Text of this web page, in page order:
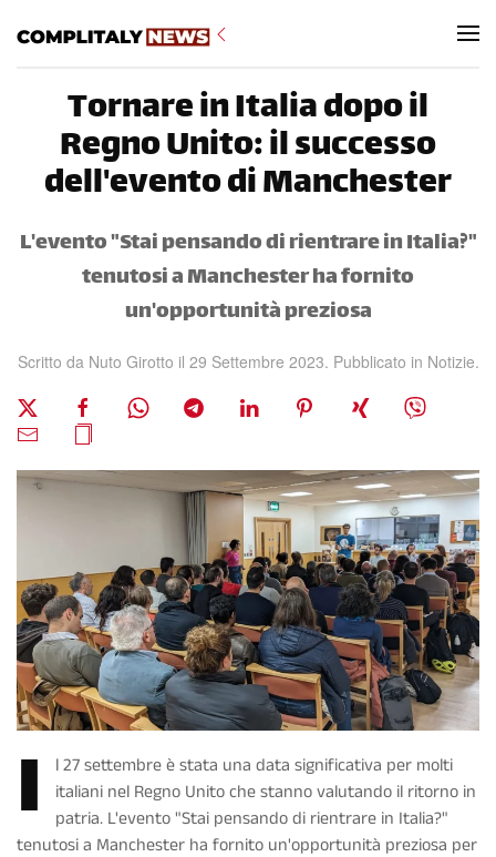
Tornare in Italia dopo il
Regno Unito: il successo
dell'evento di Manchester
L'evento "Stai pensando di rientrare in Italia?"
tenutosi a Manchester ha fornito
un'opportunità preziosa
Scritto da Nuto Girotto il 29 Settembre 2023. Pubblicato in Notizie.
I
l 27 settembre è stata una data significativa per molti
italiani nel Regno Unito che stanno valutando il ritorno in
patria. L'evento "Stai pensando di rientrare in Italia?"
tenutosi a Manchester ha fornito un'opportunità preziosa per